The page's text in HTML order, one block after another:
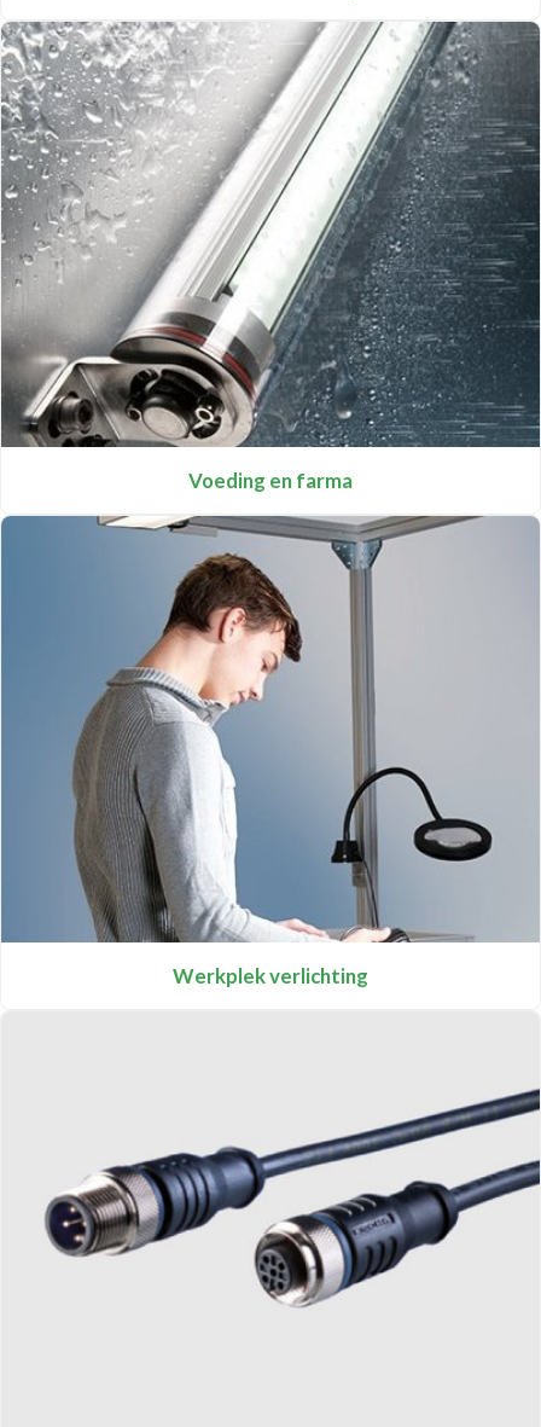
Voeding en farma
Werkplek verlichting